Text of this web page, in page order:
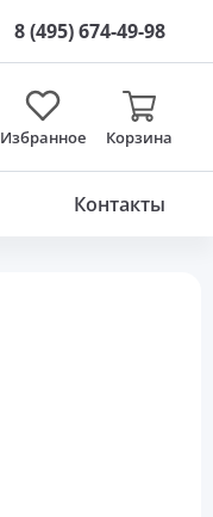
8 (495) 674-49-98
Избранное Корзина
Контакты